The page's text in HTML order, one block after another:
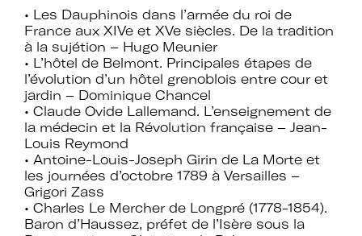
• Les Dauphinois dans l’armée du roi de
France aux XIVe et XVe siècles. De la tradition
à la sujétion – Hugo Meunier
• L’hôtel de Belmont. Principales étapes de
l’évolution d’un hôtel grenoblois entre cour et
jardin – Dominique Chancel
• Claude Ovide Lallemand. L’enseignement de
la médecin et la Révolution française – Jean-
Louis Reymond
• Antoine-Louis-Joseph Girin de La Morte et
les journées d’octobre 1789 à Versailles –
Grigori Zass
• Charles Le Mercher de Longpré (1778-1854).
Baron d’Haussez, préfet de l’Isère sous la